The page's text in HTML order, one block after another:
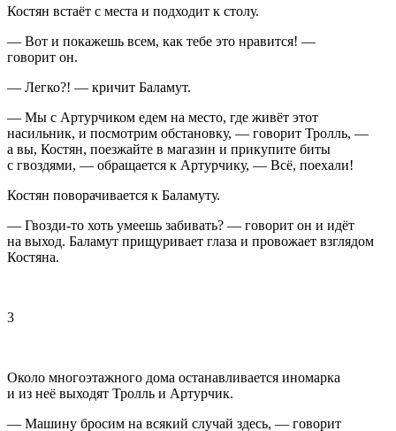
Костян встаёт с места и подходит к столу.
— Вот и покажешь всем, как тебе это нравится! —
говорит он.
— Легко?! — кричит Баламут.
— Мы с Артурчиком едем на место, где живёт этот
насильник, и посмотрим обстановку, — говорит Тролль, —
а вы, Костян, поезжайте в магазин и прикупите биты
с гвоздями, — обращается к Артурчику, — Всё, поехали!
Костян поворачивается к Баламуту.
— Гвозди-то хоть умеешь забивать? — говорит он и идёт
на выход. Баламут прищуривает глаза и провожает взглядом
Костяна.
3
Около многоэтажного дома останавливается иномарка
и из неё выходят Тролль и Артурчик.
— Машину бросим на всякий случай здесь, — говорит